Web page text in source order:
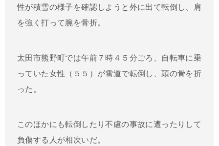
性が積雪の様子を確認しようと外に出て転倒し、肩
を強く打って腕を骨折。
太田市熊野町では午前７時４５分ごろ、自転車に乗
っていた女性（５５）が雪道で転倒し、頭の骨を折
った。
このほかにも転倒したり不慮の事故に遭ったりして
負傷する人が相次いだ。